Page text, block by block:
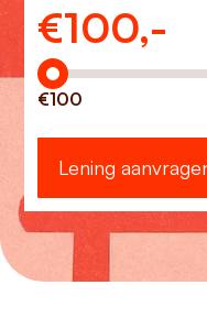
€100,-
Hoeveel wilt u lenen?
€100
Lening